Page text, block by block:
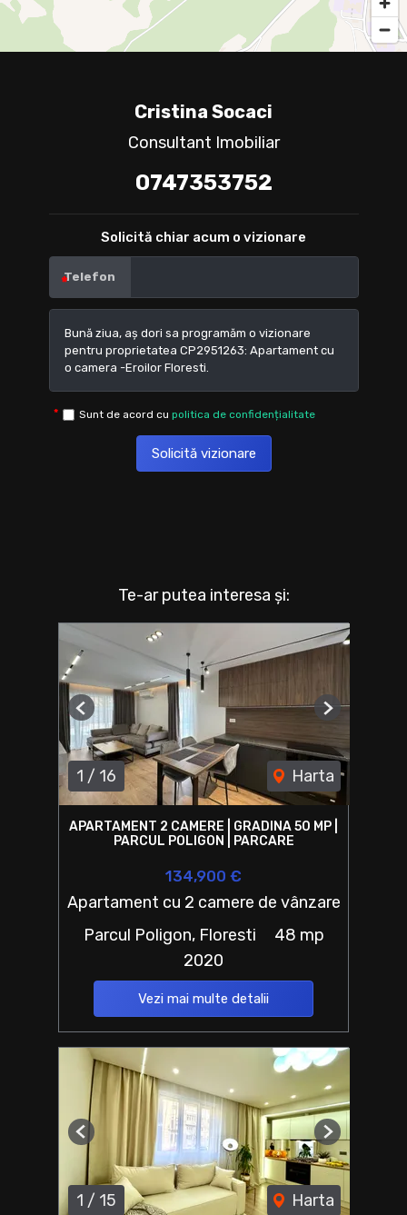
Cristina Socaci
Consultant Imobiliar
0747353752
Solicită chiar acum o vizionare
Telefon
Sunt de acord cu politica de confidențialitate
Solicită vizionare
Te-ar putea interesa și:
1 / 16 Harta
Previous Next
APARTAMENT 2 CAMERE | GRADINA 50 MP |
PARCUL POLIGON | PARCARE
134,900 €
Apartament cu 2 camere de vânzare
Parcul Poligon, Floresti
48 mp
2020
Vezi mai multe detalii
1 / 15 Harta
Previous Next